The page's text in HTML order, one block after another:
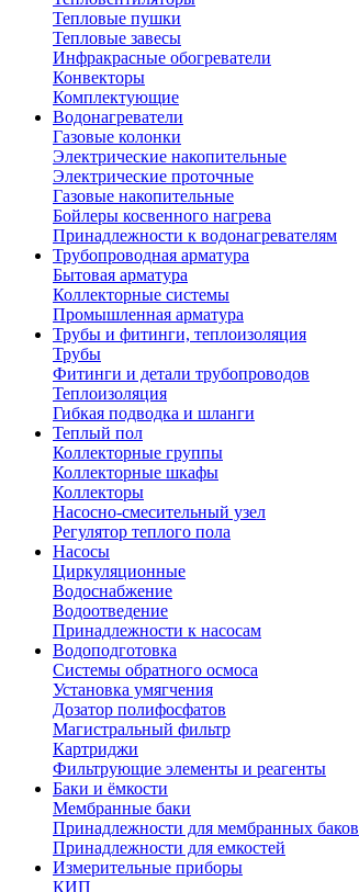
Тепловые пушки
Тепловые завесы
Инфракрасные обогреватели
Конвекторы
Комплектующие
Водонагреватели
Газовые колонки
Электрические накопительные
Электрические проточные
Газовые накопительные
Бойлеры косвенного нагрева
Принадлежности к водонагревателям
Трубопроводная арматура
Бытовая арматура
Коллекторные системы
Промышленная арматура
Трубы и фитинги, теплоизоляция
Трубы
Фитинги и детали трубопроводов
Теплоизоляция
Гибкая подводка и шланги
Теплый пол
Коллекторные группы
Коллекторные шкафы
Коллекторы
Насосно-смесительный узел
Регулятор теплого пола
Насосы
Циркуляционные
Водоснабжение
Водоотведение
Принадлежности к насосам
Водоподготовка
Системы обратного осмоса
Установка умягчения
Дозатор полифосфатов
Магистральный фильтр
Картриджи
Фильтрующие элементы и реагенты
Баки и ёмкости
Мембранные баки
Принадлежности для мембранных баков
Принадлежности для емкостей
Измерительные приборы
КИП